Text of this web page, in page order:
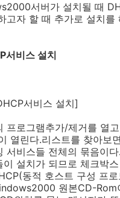
서버가 설치될 때
고자 할 때 추가로 설치
서비스 설치
서비스 설치]
프로그램추가/제거를 열
열린다.리스트를 찾아보
서비스들 전체의 묶음이
이 설치가 되므로 체크박
동적 호스트 구성 프
원본CD-Rom